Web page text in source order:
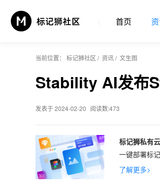
首页
当前位置： 标记狮社区 / 资讯/ 文生图
Stability AI发布
发表于 2024-02-20 阅读数:473
标记狮私有
一键部署标
了解更多>